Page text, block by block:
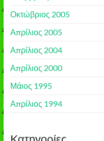
Οκτώβριος 2005
Απρίλιος 2005
Απρίλιος 2004
Απρίλιος 2000
Μάιος 1995
Απρίλιος 1994